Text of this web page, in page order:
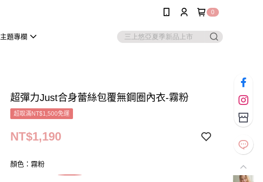
0
主題專欄
超彈力Just合身蕾絲包覆無鋼圈內衣-霧粉
超取滿NT$1,500免運
NT$1,190
顏色：霧粉